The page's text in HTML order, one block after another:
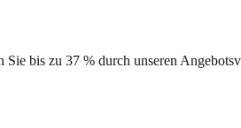
bis zu 37 % durch unseren